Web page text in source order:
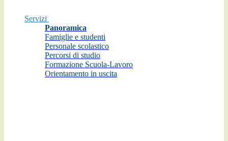
Servizi
Panoramica
Famiglie e studenti
Personale scolastico
Percorsi di studio
Formazione Scuola-Lavoro
Orientamento in uscita